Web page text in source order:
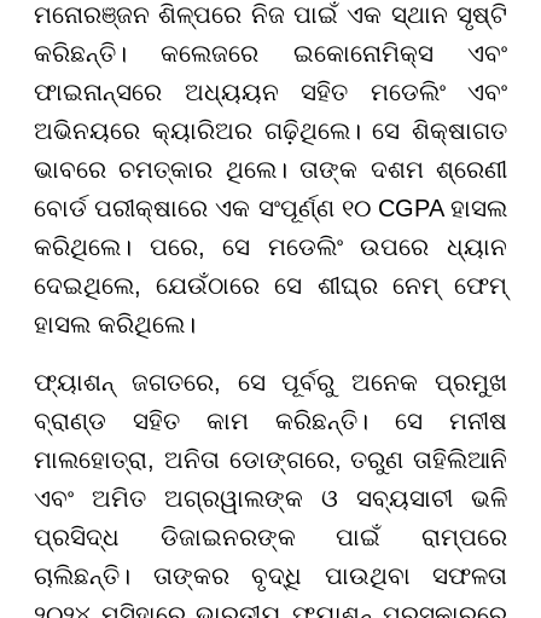
ମନୋରଞ୍ଜନ ଶିଳ୍ପରେ ନିଜ ପାଇଁ ଏକ ସ୍ଥାନ ସୃଷ୍ଟି
କରିଛନ୍ତି। କଲେଜରେ ଇକୋନୋମିକ୍ସ ଏବଂ
ଫାଇନାନ୍ସରେ ଅଧ୍ୟୟନ ସହିତ ମଡେଲିଂ ଏବଂ
ଅଭିନୟରେ କ୍ୟାରିଅର ଗଢ଼ିଥିଲେ। ସେ ଶିକ୍ଷାଗତ
ଭାବରେ ଚମତ୍କାର ଥିଲେ। ତାଙ୍କ ଦଶମ ଶ୍ରେଣୀ
ବୋର୍ଡ ପରୀକ୍ଷାରେ ଏକ ସଂପୂର୍ଣ୍ଣ ୧୦ CGPA ହାସଲ
କରିଥିଲେ। ପରେ, ସେ ମଡେଲିଂ ଉପରେ ଧ୍ୟାନ
ଦେଇଥିଲେ, ଯେଉଁଠାରେ ସେ ଶୀଘ୍ର ନେମ୍ ଫେମ୍
ହାସଲ କରିଥିଲେ।
ଫ୍ୟାଶନ୍ ଜଗତରେ, ସେ ପୂର୍ବରୁ ଅନେକ ପ୍ରମୁଖ
ବ୍ରାଣ୍ଡ ସହିତ କାମ କରିଛନ୍ତି। ସେ ମନୀଷ
ମାଲହୋତ୍ରା, ଅନିତା ଡୋଙ୍ଗରେ, ତରୁଣ ତାହିଲିଆନି
ଏବଂ ଅମିତ ଅଗ୍ରୱାଲଙ୍କ ଓ ସବ୍ୟସାଚୀ ଭଳି
ପ୍ରସିଦ୍ଧ ଡିଜାଇନରଙ୍କ ପାଇଁ ରାମ୍ପରେ
ଚାଲିଛନ୍ତି। ତାଙ୍କର ବୃଦ୍ଧି ପାଉଥିବା ସଫଳତା